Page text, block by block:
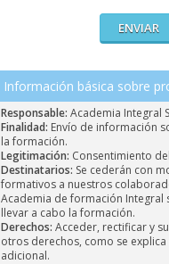
Información básica sobre
Responsable: Academia Integral
Finalidad: Envío de información
la formación.
Legitimación: Consentimiento
Destinatarios: Se cederán con
formativos a nuestros
Academia de formación Integral
llevar a cabo la formación.
Derechos: Acceder, rectificar y
otros derechos, como se
adicional.